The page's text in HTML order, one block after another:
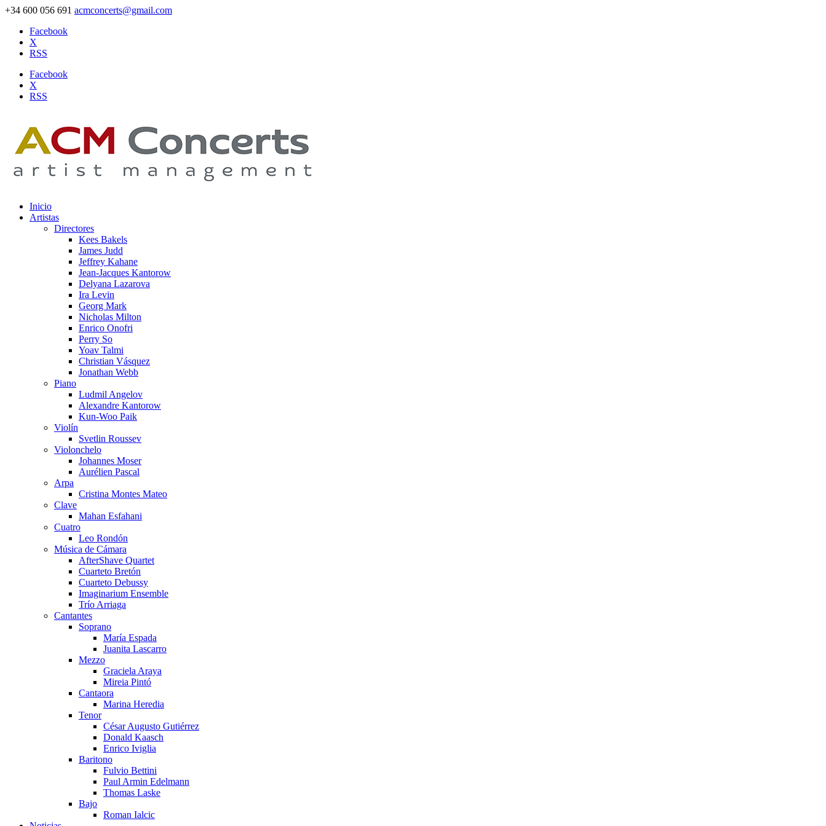
+34 600 056 691 acmconcerts@gmail.com
Facebook
X
RSS
Facebook
X
RSS
Inicio
Artistas
Directores
Kees Bakels
James Judd
Jeffrey Kahane
Jean-Jacques Kantorow
Delyana Lazarova
Ira Levin
Georg Mark
Nicholas Milton
Enrico Onofri
Perry So
Yoav Talmi
Christian Vásquez
Jonathan Webb
Piano
Ludmil Angelov
Alexandre Kantorow
Kun-Woo Paik
Violín
Svetlin Roussev
Violonchelo
Johannes Moser
Aurélien Pascal
Arpa
Cristina Montes Mateo
Clave
Mahan Esfahani
Cuatro
Leo Rondón
Música de Cámara
AfterShave Quartet
Cuarteto Bretón
Cuarteto Debussy
Imaginarium Ensemble
Trío Arriaga
Cantantes
Soprano
María Espada
Juanita Lascarro
Mezzo
Graciela Araya
Mireia Pintó
Cantaora
Marina Heredia
Tenor
César Augusto Gutiérrez
Donald Kaasch
Enrico Iviglia
Baritono
Fulvio Bettini
Paul Armin Edelmann
Thomas Laske
Bajo
Roman Ialcic